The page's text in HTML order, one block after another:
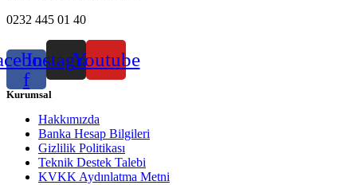
0232 445 01 40
f
InstagramYoutube
Kurumsal
Hakkımızda
Banka Hesap Bilgileri
Gizlilik Politikası
Teknik Destek Talebi
KVKK Aydınlatma Metni